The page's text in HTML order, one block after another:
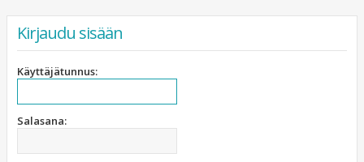
Kirjaudu sisään
Käyttäjätunnus:
Salasana: